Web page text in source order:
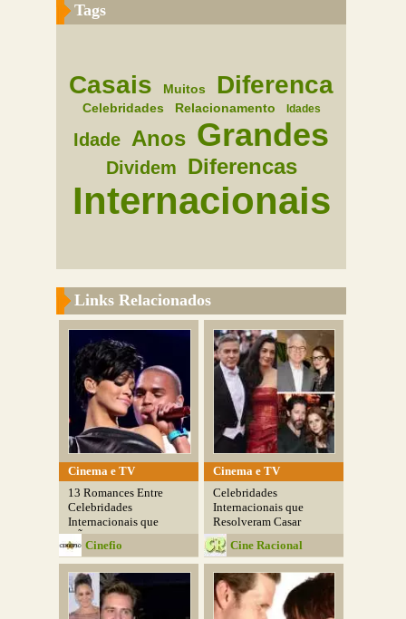
Tags
Casais Muitos Diferenca
Celebridades Relacionamento Idades
Idade Anos Grandes
Dividem Diferencas
Internacionais
Links Relacionados
Cinema e TV
13 Romances Entre
Celebridades
Internacionais que
NÃ£o...
Cinefio
Cinema e TV
Celebridades
Internacionais que
Resolveram Casar
Depois...
Cine Racional